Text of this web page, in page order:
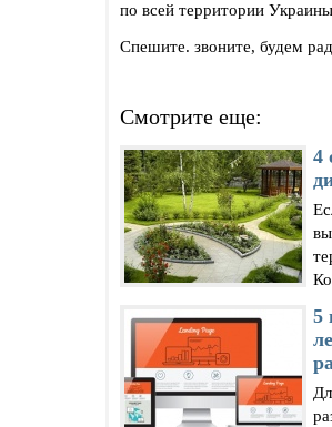
по всей территории
Спешите. звоните, будем
Смотрите еще:
4
5